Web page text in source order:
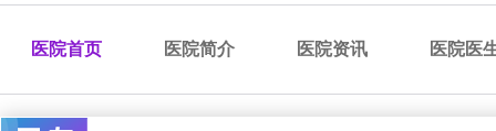
医院首页 医院简介 医院资讯 医院医